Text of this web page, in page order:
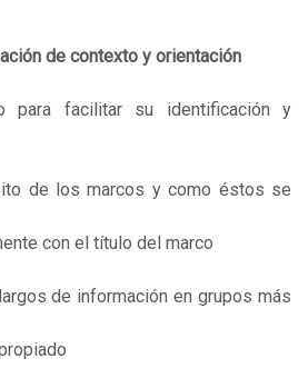
de contexto y orientación
para facilitar su identificación y
de los marcos y como éstos se
con el título del marco
de información en grupos más